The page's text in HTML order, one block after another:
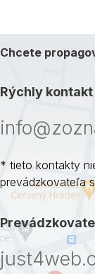
Chcete
Rýchly kontakt
* tieto kontakty
prevádzkovateľa